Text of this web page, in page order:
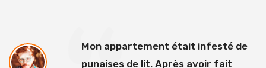
Mon appartement était infesté de
punaises de lit. Après avoir fait